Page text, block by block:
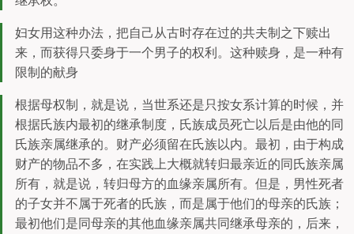
妇女用这种办法，把自己从古时存在过的共夫制之下赎出
来，而获得只委身于一个男子的权利。这种赎身，是一种有
限制的献身
根据母权制，就是说，当世系还是只按女系计算的时候，并
根据氏族内最初的继承制度，氏族成员死亡以后是由他的同
氏族亲属继承的。财产必须留在氏族以内。最初，由于构成
财产的物品不多，在实践上大概就转归最亲近的同氏族亲属
所有，就是说，转归母方的血缘亲属所有。但是，男性死者
的子女并不属于死者的氏族，而是属于他们的母亲的氏族；
最初他们是同母亲的其他血缘亲属共同继承母亲的，后来，